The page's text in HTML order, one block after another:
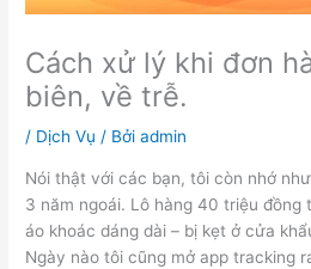
Cách xử lý khi đơn
biên, về trễ.
/ Dịch Vụ / Bởiadmin
Nói thật với các bạn, tôi còn nhớ
3 năm ngoái. Lô hàng 40 triệu đồng
áo khoác dáng dài – bị kẹt ở cửa
Ngày nào tôi cũng mở app tracking